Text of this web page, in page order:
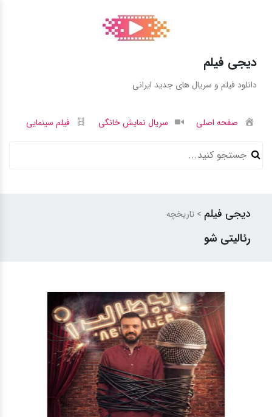
دیجی فیلم
دانلود فیلم و سریال های جدید ایرانی
صفحه اصلی سریال نمایش خانگی فیلم سینمایی
دیجی فیلم > تاریخچه
رئالیتی شو